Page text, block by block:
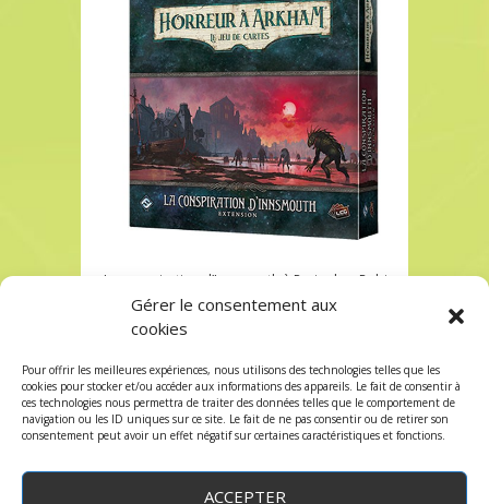
Gérer le consentement aux
cookies
Pour offrir les meilleures expériences, nous utilisons des technologies telles que les
cookies pour stocker et/ou accéder aux informations des appareils. Le fait de consentir à
ces technologies nous permettra de traiter des données telles que le comportement de
navigation ou les ID uniques sur ce site. Le fait de ne pas consentir ou de retirer son
consentement peut avoir un effet négatif sur certaines caractéristiques et fonctions.
ACCEPTER
La conspiration d’Innsmouth à Paris chez Robin
des Jeux
La conspiration d’Innsmouth à Paris chez Robin
Les commentaires et les trackbacks sont
fermés.